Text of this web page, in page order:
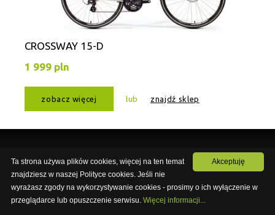
PRZEJDŹ NA NOWĄ STRONĘ
CROSSWAY 15-D
1 999 pln
zobacz więcej lub znajdź sklep
Rowery
KOLEKCJA 2019
KOLEKCJE ARCHIWALNE
Akceptuję
Ta strona używa plików cookies, więcej na ten temat
znajdziesz w naszej Polityce cookies. Jeśli nie
wyrażasz zgody na wykorzystywanie cookies - prosimy o ich wyłączenie w
przeglądarce lub opuszczenie serwisu. Więcej informacji...